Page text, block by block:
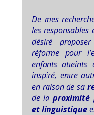
De mes
lesresponsables
désiré
réforme pour
enfants atteints
inspiré, entre
en raison de sa
de la proximité
et linguistique